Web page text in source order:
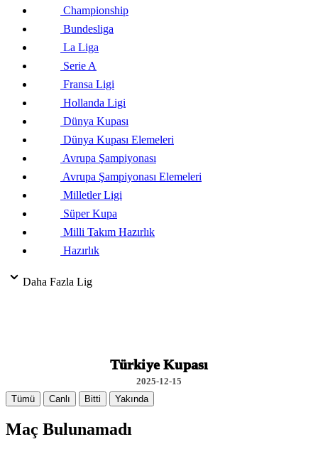
Championship
Bundesliga
La Liga
Serie A
Fransa Ligi
Hollanda Ligi
Dünya Kupası
Dünya Kupası Elemeleri
Avrupa Şampiyonası
Avrupa Şampiyonası Elemeleri
Milletler Ligi
Süper Kupa
Milli Takım Hazırlık
Hazırlık
Daha Fazla Lig
Türkiye Kupası
2025-12-15
Tümü
Canlı Bitti Yakında
Maç Bulunamadı